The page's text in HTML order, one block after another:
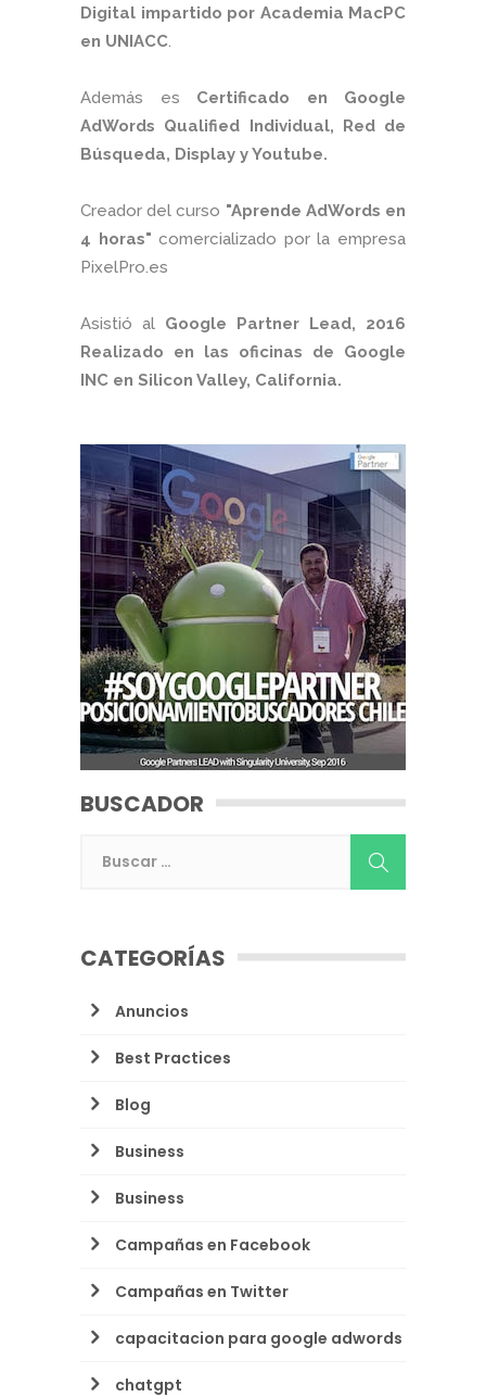
Digital impartido por Academia MacPC
en UNIACC.
Además es Certificado en Google
AdWords Qualified Individual, Red de
Búsqueda, Display y Youtube.
Creador del curso "Aprende AdWords en
4 horas" comercializado por la empresa
PixelPro.es
Asistió al Google Partner Lead, 2016
Realizado en las oficinas de Google
INC en Silicon Valley, California.
BUSCADOR
CATEGORÍAS
Anuncios
Best Practices
Blog
Business
Business
Campañas en Facebook
Campañas en Twitter
capacitacion para google adwords
chatgpt